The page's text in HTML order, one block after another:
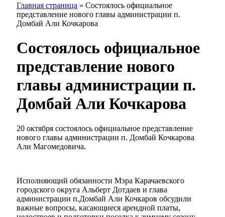
Главная страница » Состоялось официальное
представление нового главы администрации п.
Домбай Али Кочкарова
Состоялось официальное
представление нового
главы администрации п.
Домбай Али Кочкарова
20 октября состоялось официальное представление
нового главы администрации п. Домбай Кочкарова
Али Магомедовича.
Исполняющий обязанности Мэра Карачаевского
городского округа Альберт Дотдаев и глава
администрации п.Домбай Али Кочкаров обсудили
важные вопросы, касающиеся арендной платы,